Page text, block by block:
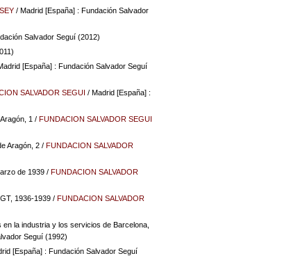
/ Madrid [España] : Fundación Salvador
Salvador Seguí (2012)
[España] : Fundación Salvador Seguí
SALVADOR SEGUI / Madrid [España] :
1 / FUNDACION SALVADOR SEGUI
Aragón, 2/ FUNDACION SALVADOR
de 1939/ FUNDACION SALVADOR
1936-1939/ FUNDACION SALVADOR
la industria y los servicios de Barcelona,
Seguí (1992)
[España] : Fundación Salvador Seguí